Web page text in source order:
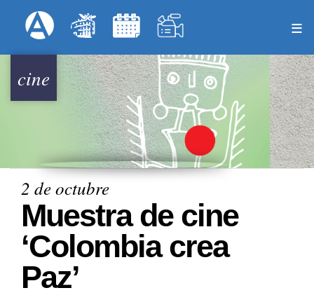
al
principal
Menú Superior
cine
2 de octubre
Muestra de cine
‘Colombia crea
Paz’